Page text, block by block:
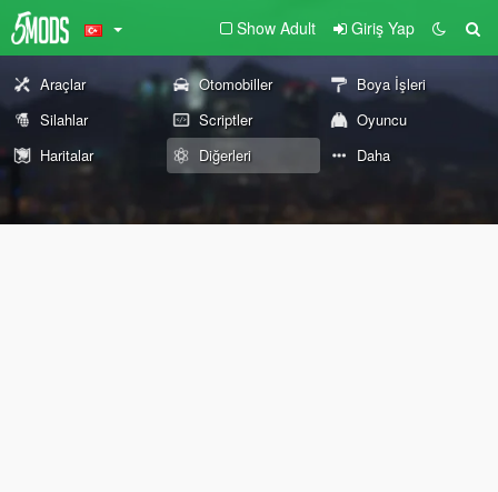
Show Adult Giriş Yap
Araçlar Otomobiller
Boya İşleri
Silahlar
Scriptler
Oyuncu
Haritalar
Diğerleri Daha